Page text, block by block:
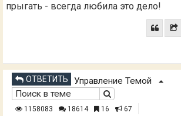
прыгать - всегда любила это дело!
ОТВЕТИТЬ Управление Темой
1158083 18614 16 67